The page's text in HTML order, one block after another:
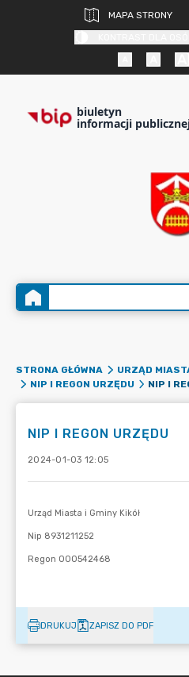
MAPA STRONY
biuletyn
informacji
STRONA GŁÓWNA
URZĄD
NIP I REGON URZĘDU
NIP I
NIP I REGON URZĘDU
2024-01-03 12:05
DRUKUJ ZAPISZ DO PDF